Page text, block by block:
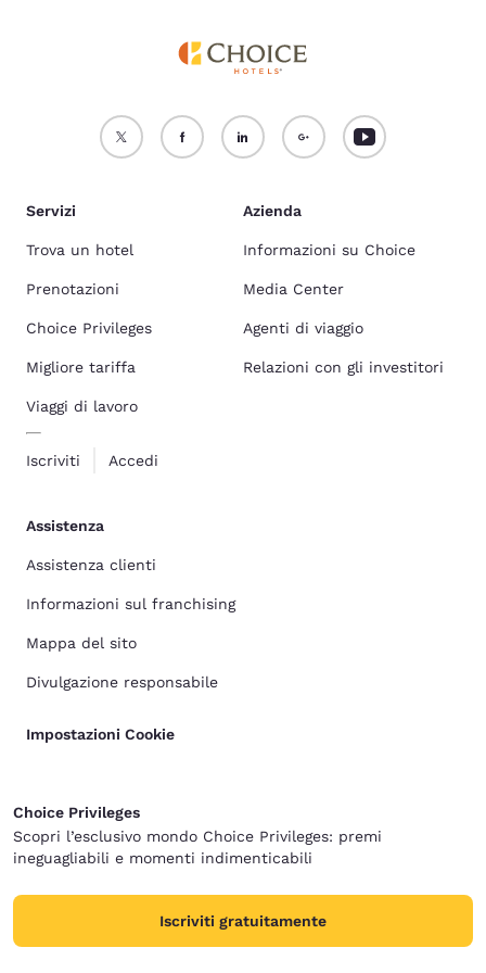
Servizi
Trova un hotel
Prenotazioni
Choice Privileges
Migliore tariffa
Viaggi di lavoro
Iscriviti Accedi
Azienda
Informazioni su Choice
Media Center
Agenti di viaggio
Relazioni con gli investitori
Assistenza
Assistenza clienti
Informazioni sul franchising
Mappa del sito
Divulgazione responsabile
Impostazioni Cookie
Choice Privileges
Scopri l’esclusivo mondo Choice Privileges: premi
ineguagliabili e momenti indimenticabili
Iscriviti gratuitamente